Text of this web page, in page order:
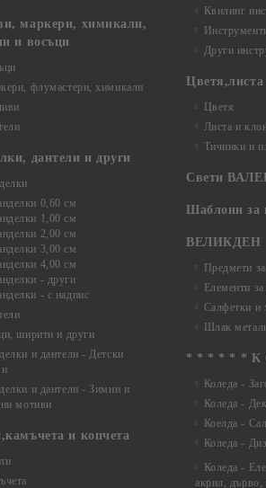
маркери, химикали,
и восъци
флумастери, химикали
дантели и други
0,60 см
1,00 см
2,00 см
3,00 см
4,00 см
- други
- с надпис
ширити и други
и дантели - Детски
и дантели - Зимни и
мотиви
и копчета
Квилинг
Други
Цветя
Листа и
Тичинки и
Свети
Шаблони за
ВЕЛИКДЕН
Предмети
Елементи
Салфетки и
Шлак
* * * * * * К
Коледа -
Коледа -
Коелда -
Коледа -
Коледа -
акрил, дърво,